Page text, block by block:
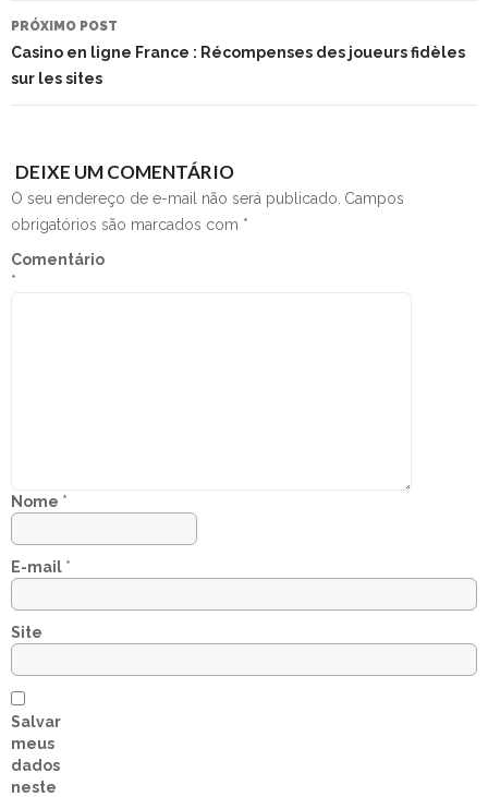
PRÓXIMO POST
Casino en ligne France : Récompenses des joueurs fidèles
sur les sites
DEIXE UM COMENTÁRIO
O seu endereço de e-mail não será publicado. Campos
obrigatórios são marcados com *
Comentário
*
Nome *
E-mail *
Site
Salvar
meus
dados
neste